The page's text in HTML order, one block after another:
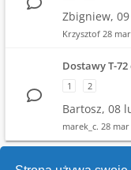
Zbigniew,
Krzysztof 28
Dostawy T-
1
2
Bartosz, 08
marek_c. 28 mar